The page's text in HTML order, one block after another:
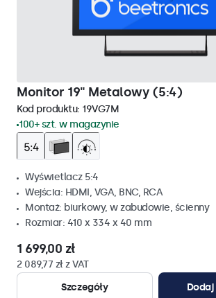
Monitor 19" Metalowy (5:4)
Kod produktu: 19VG7M
100+ szt. w magazynie
Wyświetlacz 5:4
Wejścia: HDMI, VGA, BNC, RCA
Montaż: biurkowy, w zabudowie, ścienny
Rozmiar: 410 x 334 x 40 mm
1 699,00 zł
2 089,77 zł z VAT
Szczegóły
Dodaj